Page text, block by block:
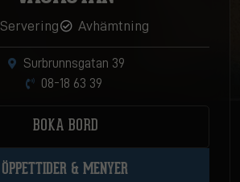
Servering Avhämtning
Surbrunnsgatan 39
08-18 63 39
BOKA BORD
ÖPPETTIDER & MENYER